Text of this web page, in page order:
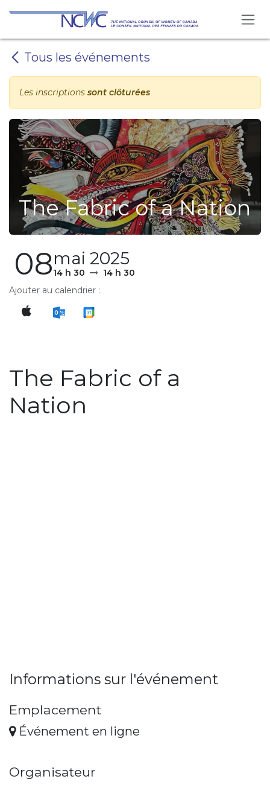
Se rendre au contenu
Tous les événements
Les inscriptions sont clôturées
The Fabric of a Nation
08mai 2025
14 h 30
14 h 30
Ajouter au calendrier :
The Fabric of a
Nation
Informations sur l'événement
Emplacement
Événement en ligne
Organisateur